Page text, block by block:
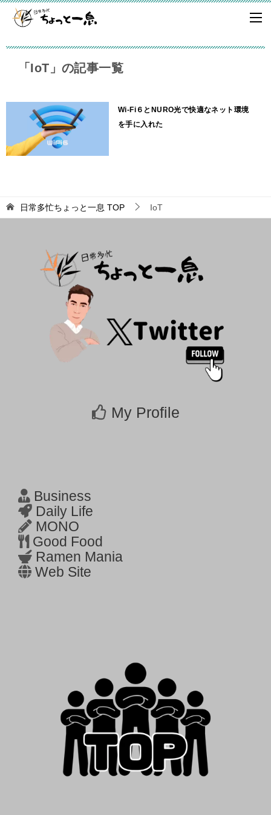
「IoT」の記事一覧
Wi-Fi６とNURO光で快適なネット環境
を手に入れた
日常多忙ちょっと一息 TOP IoT
My Profile
Business
Daily Life
MONO
Good Food
Ramen Mania
Web Site